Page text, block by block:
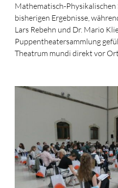
Mathematisch-Physikalischen
bisherigen Ergebnisse,
Lars Rebehn und Dr. Mario
Puppentheatersammlung
Theatrum mundi direkt vor